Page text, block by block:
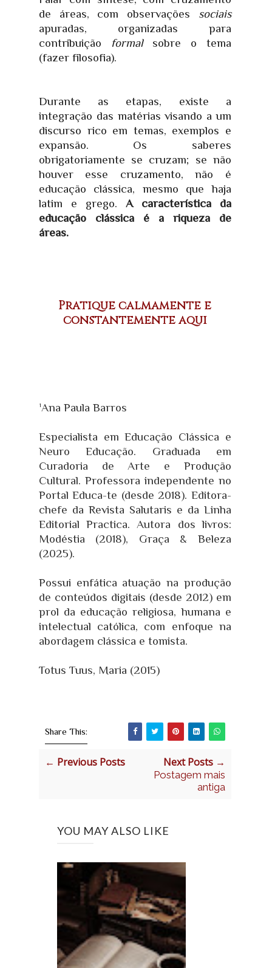
de áreas, com observações sociais
apuradas, organizadas para
contribuição
formal sobre o tema
(fazer filosofia).
Durante as etapas, existe a
integração das matérias visando a um
discurso rico em temas, exemplos e
expansão. Os saberes
obrigatoriamente se cruzam; se não
houver esse cruzamento, não é
educação clássica, mesmo que haja
latim e grego. A característica da
educação clássica é a riqueza de
áreas.
Pratique calmamente e
constantemente aqui
¹Ana Paula Barros
Especialista em Educação Clássica e
Neuro Educação. Graduada em
Curadoria de Arte e Produção
Cultural. Professora independente no
Portal Educa-te (desde 2018). Editora-
chefe da Revista Salutaris e da Linha
Editorial Practica. Autora dos livros:
Modéstia (2018), Graça & Beleza
(2025).
Possui enfática atuação na produção
de conteúdos digitais (desde 2012) em
prol da educação religiosa, humana e
intelectual católica, com enfoque na
abordagem clássica e tomista.
Totus Tuus, Maria (2015)
Share This:
← Previous Posts Next Posts →
Postagem mais
antiga
YOU MAY ALSO LIKE